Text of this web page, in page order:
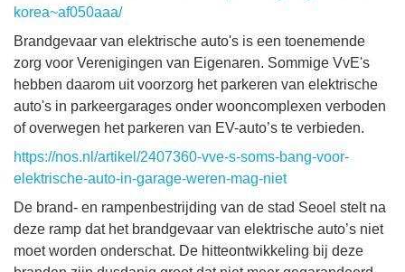
korea~af050aaa/
Brandgevaar van elektrische auto's is een toenemende
zorg voor Verenigingen van Eigenaren. Sommige VvE's
hebben daarom uit voorzorg het parkeren van elektrische
auto's in parkeergarages onder wooncomplexen verboden
of overwegen het parkeren van EV-auto’s te verbieden.
https://nos.nl/artikel/2407360-vve-s-soms-bang-voor-
elektrische-auto-in-garage-weren-mag-niet
De brand- en rampenbestrijding van de stad Seoel stelt na
deze ramp dat het brandgevaar van elektrische auto’s niet
moet worden onderschat. De hitteontwikkeling bij deze